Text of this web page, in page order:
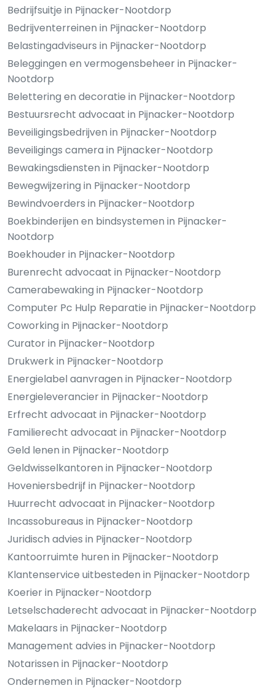
Bedrijfsuitje in Pijnacker-Nootdorp
Bedrijventerreinen in Pijnacker-Nootdorp
Belastingadviseurs in Pijnacker-Nootdorp
Beleggingen en vermogensbeheer in Pijnacker-
Nootdorp
Belettering en decoratie in Pijnacker-Nootdorp
Bestuursrecht advocaat in Pijnacker-Nootdorp
Beveiligingsbedrijven in Pijnacker-Nootdorp
Beveiligings camera in Pijnacker-Nootdorp
Bewakingsdiensten in Pijnacker-Nootdorp
Bewegwijzering in Pijnacker-Nootdorp
Bewindvoerders in Pijnacker-Nootdorp
Boekbinderijen en bindsystemen in Pijnacker-
Nootdorp
Boekhouder in Pijnacker-Nootdorp
Burenrecht advocaat in Pijnacker-Nootdorp
Camerabewaking in Pijnacker-Nootdorp
Computer Pc Hulp Reparatie in Pijnacker-Nootdorp
Coworking in Pijnacker-Nootdorp
Curator in Pijnacker-Nootdorp
Drukwerk in Pijnacker-Nootdorp
Energielabel aanvragen in Pijnacker-Nootdorp
Energieleverancier in Pijnacker-Nootdorp
Erfrecht advocaat in Pijnacker-Nootdorp
Familierecht advocaat in Pijnacker-Nootdorp
Geld lenen in Pijnacker-Nootdorp
Geldwisselkantoren in Pijnacker-Nootdorp
Hoveniersbedrijf in Pijnacker-Nootdorp
Huurrecht advocaat in Pijnacker-Nootdorp
Incassobureaus in Pijnacker-Nootdorp
Juridisch advies in Pijnacker-Nootdorp
Kantoorruimte huren in Pijnacker-Nootdorp
Klantenservice uitbesteden in Pijnacker-Nootdorp
Koerier in Pijnacker-Nootdorp
Letselschaderecht advocaat in Pijnacker-Nootdorp
Makelaars in Pijnacker-Nootdorp
Management advies in Pijnacker-Nootdorp
Notarissen in Pijnacker-Nootdorp
Ondernemen in Pijnacker-Nootdorp